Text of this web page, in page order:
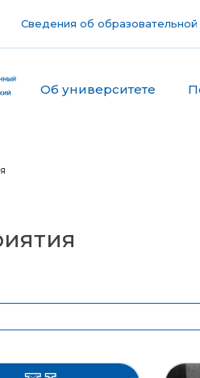
Сведения об образовательной
Об университете